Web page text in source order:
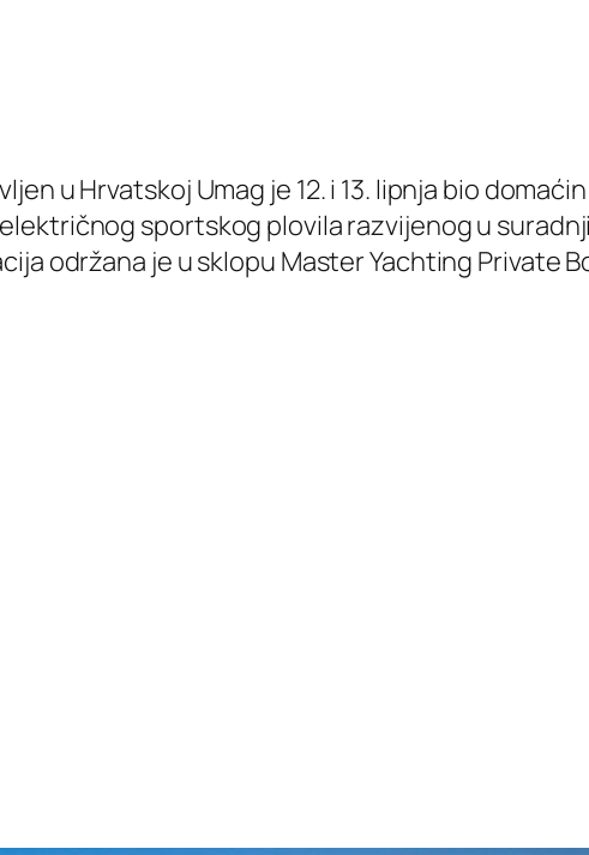
u Hrvatskoj Umag je 12. i 13. lipnja bio
sportskog plovila razvijenog u
održana je u sklopu Master Yachting Private